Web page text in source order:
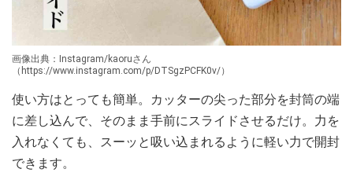
画像出典：Instagram/kaoruさん
（https://www.instagram.com/p/DTSgzPCFK0v/）
使い方はとっても簡単。カッターの尖った部分を封筒の端
に差し込んで、そのまま手前にスライドさせるだけ。力を
入れなくても、スーッと吸い込まれるように軽い力で開封
できます。